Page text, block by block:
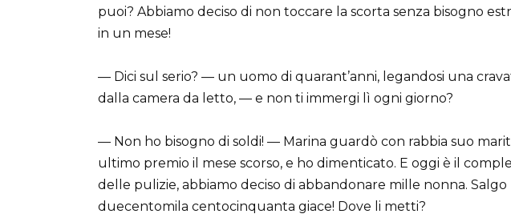
puoi? Abbiamo deciso di non toccare la scorta senza bisogno
in un mese!
— Dici sul serio? — un uomo di quarant’anni, legandosi una
dalla camera da letto, — e non ti immergi lì ogni giorno?
— Non ho bisogno di soldi! — Marina guardò con rabbia suo
ultimo premio il mese scorso, e ho dimenticato. E oggi è il
delle pulizie, abbiamo deciso di abbandonare mille nonna.
duecentomila centocinquanta giace! Dove li metti?